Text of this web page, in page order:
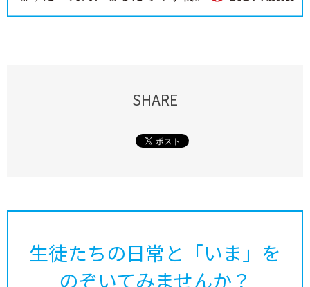
SHARE
生徒たちの日常と「いま」を
のぞいてみませんか？